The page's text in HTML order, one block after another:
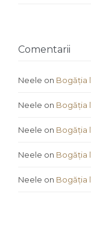
Comentarii
Neele on Bogăția
Neele on Bogăția
Neele on Bogăția
Neele on Bogăția
Neele on Bogăția